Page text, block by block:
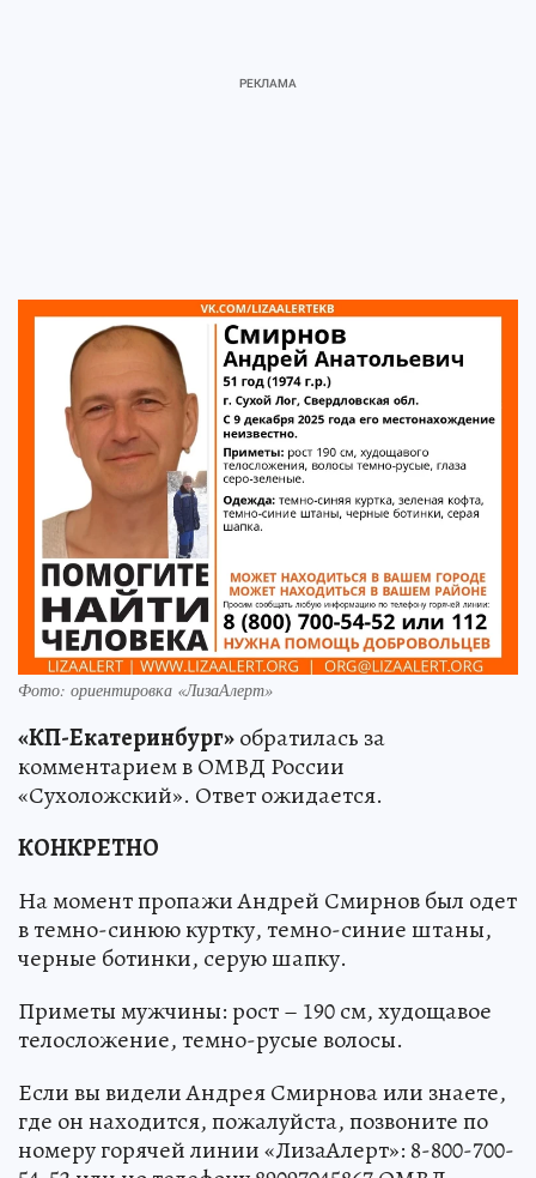
Фото: ориентировка «ЛизаАлерт»
«КП-Екатеринбург»обратилась за
комментарием в ОМВД России
«Сухоложский». Ответ ожидается.
КОНКРЕТНО
На момент пропажи Андрей Смирнов был одет
в темно-синюю куртку, темно-синие штаны,
черные ботинки, серую шапку.
Приметы мужчины: рост – 190 см, худощавое
телосложение, темно-русые волосы.
Если вы видели Андрея Смирнова или знаете,
где он находится, пожалуйста, позвоните по
номеру горячей линии «ЛизаАлерт»: 8-800-700-